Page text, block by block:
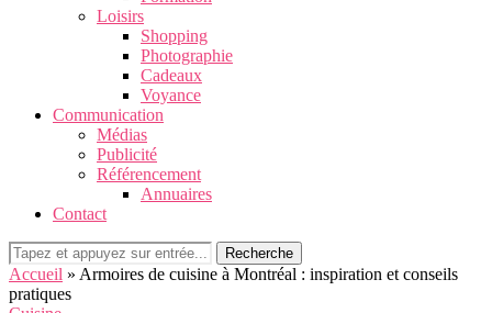
Loisirs
Shopping
Photographie
Cadeaux
Voyance
Communication
Médias
Publicité
Référencement
Annuaires
Contact
Recherche
Accueil » Armoires de cuisine à Montréal : inspiration et conseils
pratiques